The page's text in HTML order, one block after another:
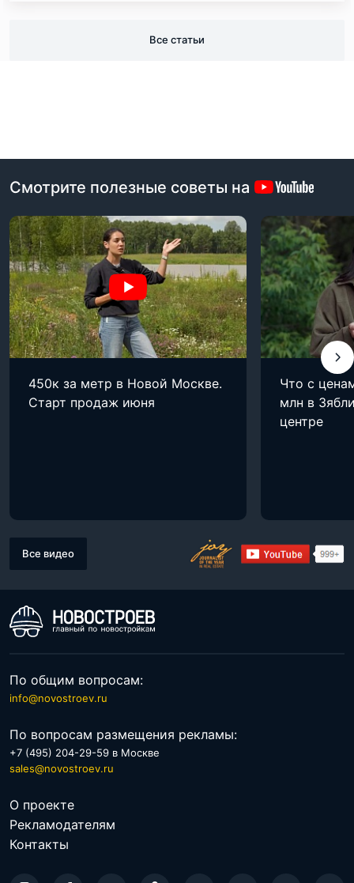
Все статьи
Смотрите полезные советы на
450к за метр в Новой Москве.
Старт продаж июня
Что с
млн в
центре
Все видео
По общим вопросам:
info@novostroev.ru
По вопросам размещения рекламы:
+7 (495) 204-29-59 в Москве
sales@novostroev.ru
О проекте
Рекламодателям
Контакты